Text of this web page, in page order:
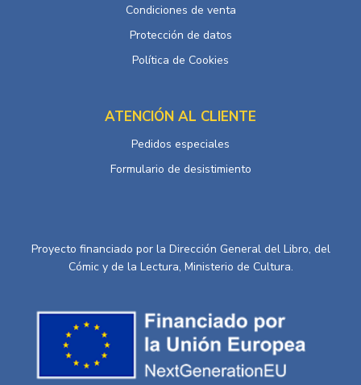
Condiciones de venta
Protección de datos
Política de Cookies
ATENCIÓN AL CLIENTE
Pedidos especiales
Formulario de desistimiento
Proyecto financiado por la Dirección General del Libro, del
Cómic y de la Lectura, Ministerio de Cultura.